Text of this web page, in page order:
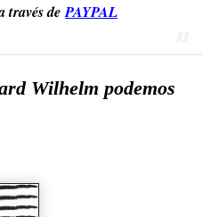
través de PAYPAL
Wilhelm podemos